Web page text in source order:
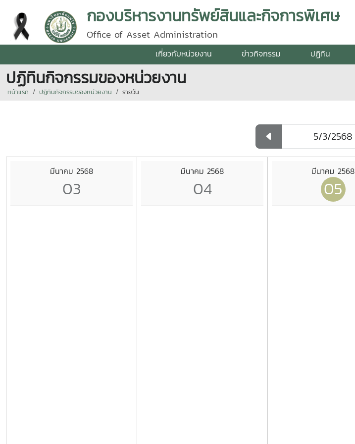
กองบริหารงานทรัพย์สินและกิจการพิเศษ
Office of Asset Administration
เกี่ยวกับหน่วยงาน ข่าวกิจกรรม ปฏิทิน
ปฏิทินกิจกรรมของหน่วยงาน
หน้าแรก ปฏิทินกิจกรรมของหน่วยงาน รายวัน
มีนาคม 2568
03
มีนาคม 2568
04
มีนาคม 2568
05